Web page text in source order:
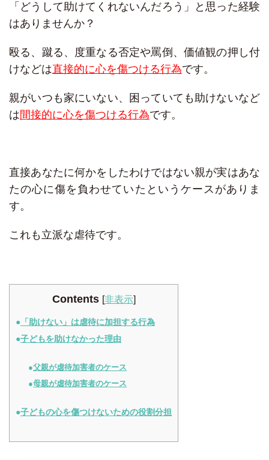
「どうして助けてくれないんだろう」と思った経験
はありませんか？
殴る、蹴る、度重なる否定や罵倒、価値観の押し付
けなどは直接的に心を傷つける行為です。
親がいつも家にいない、困っていても助けないなど
は間接的に心を傷つける行為です。
直接あなたに何かをしたわけではない親が実はあな
たの心に傷を負わせていたというケースがありま
す。
これも立派な虐待です。
Contents [非表示]
「助けない」は虐待に加担する行為
子どもを助けなかった理由
父親が虐待加害者のケース
母親が虐待加害者のケース
子どもの心を傷つけないための役割分担